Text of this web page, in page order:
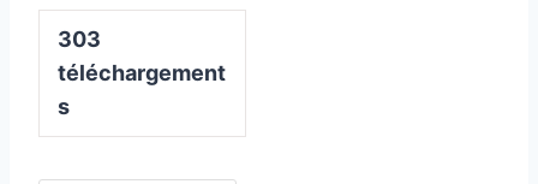
303
téléchargement
s